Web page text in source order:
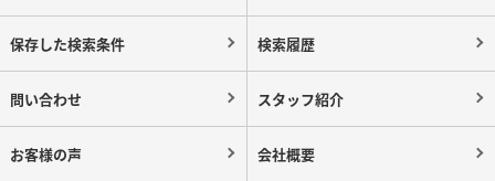
保存した検索条件 検索履歴
問い合わせ スタッフ紹介
お客様の声 会社概要